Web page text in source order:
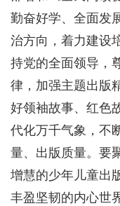
勤奋好学、全面发
治方向，着力建设
持党的全面领导，
律，加强主题出版
好领袖故事、红色
代化万千气象，不
量、出版质量。要
增慧的少年儿童出
丰盈坚韧的内心世